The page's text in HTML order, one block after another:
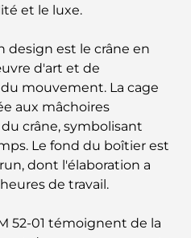
: des soins de santé
jamais construites : la
de Dubaï : un guide
de Damac Hills 2 : un
et le luxe.
design est le crâne en
d'art et de
mouvement. La cage
aux mâchoires
crâne, symbolisant
Le fond du boîtier est
dont l'élaboration a
de travail.
52-01 témoignent de la